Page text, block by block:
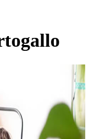
–